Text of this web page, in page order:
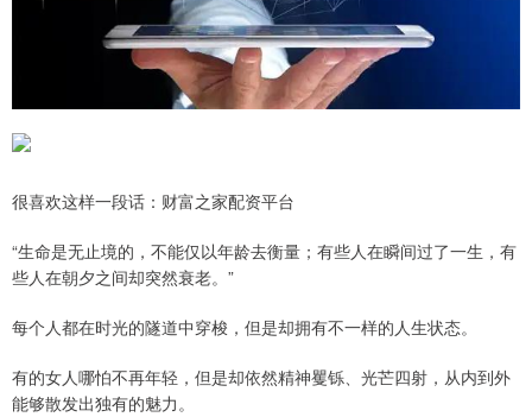
很喜欢这样一段话：财富之家配资平台
“生命是无止境的，不能仅以年龄去衡量；有些人在瞬间过了一生，有
些人在朝夕之间却突然衰老。”
每个人都在时光的隧道中穿梭，但是却拥有不一样的人生状态。
有的女人哪怕不再年轻，但是却依然精神矍铄、光芒四射，从内到外
能够散发出独有的魅力。